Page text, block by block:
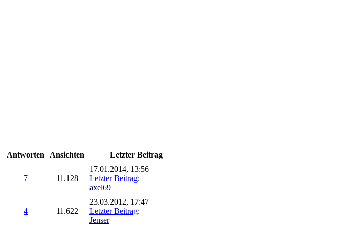
Antworten Ansichten Letzter Beitrag
7 11.128
17.01.2014, 13:56
Letzter Beitrag:
axel69
4 11.622
23.03.2012, 17:47
Letzter Beitrag:
Jenser